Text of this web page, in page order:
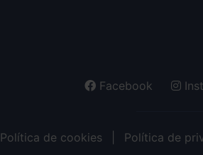
Facebook
Política de cookies Política de